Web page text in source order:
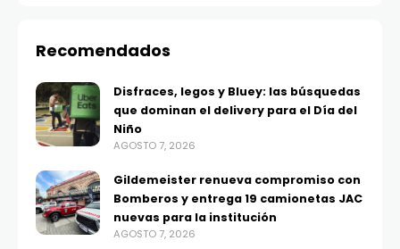
Recomendados
Disfraces, legos y Bluey: las búsquedas
que dominan el delivery para el Día del
Niño
AGOSTO 7, 2026
Gildemeister renueva compromiso con
Bomberos y entrega 19 camionetas JAC
nuevas para la institución
AGOSTO 7, 2026